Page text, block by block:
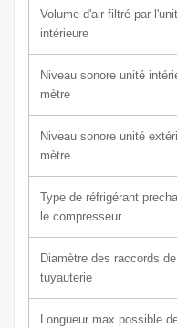
Volume d'air filtré par
intérieure
Niveau sonore unité
mètre
Niveau sonore unité
mètre
Type de réfrigérant
le compresseur
Diamètre des raccords de
tuyauterie
Longueur max possible